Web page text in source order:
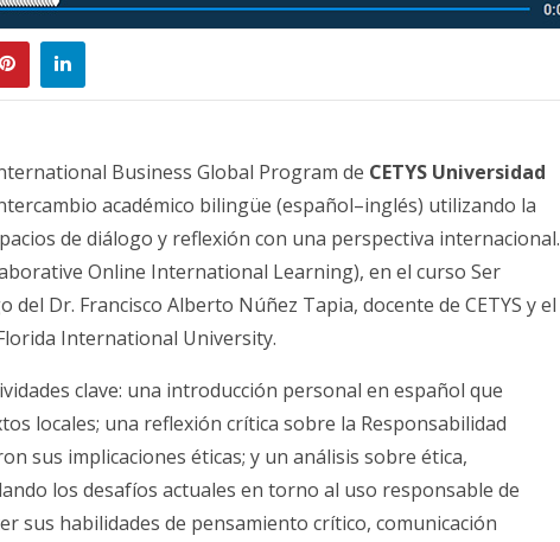
Business Global Program de CETYS Universidad
académico bilingüe (español–inglés) utilizando la
de diálogo y reflexión con una perspectiva internacional.
Online International Learning), en el curso Ser
del Dr. Francisco Alberto Núñez Tapia, docente de CETYS y el
International University.
clave: una introducción personal en español que
locales; una reflexión crítica sobre la Responsabilidad
sus implicaciones éticas; y un análisis sobre ética,
los desafíos actuales en torno al uso responsable de
sus habilidades de pensamiento crítico, comunicación